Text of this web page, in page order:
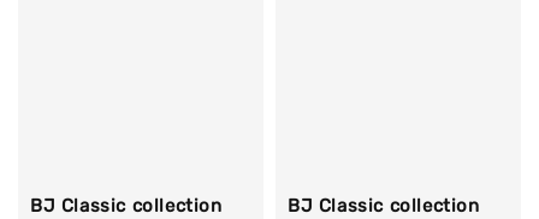
BJ Classic collection
BJ Classic collection